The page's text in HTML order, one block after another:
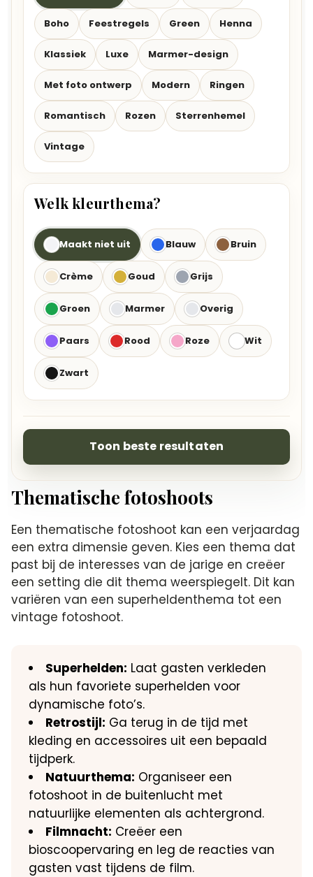
Boho Feestregels Green Henna
Klassiek Luxe Marmer-design
Met foto ontwerp Modern Ringen
Romantisch Rozen Sterrenhemel
Vintage
Welk kleurthema?
Maakt niet uit Blauw Bruin
Crème Goud Grijs
Groen Marmer Overig
Paars Rood Roze Wit
Zwart
Toon beste resultaten
Thematische fotoshoots
Een thematische fotoshoot kan een verjaardag
een extra dimensie geven.​ Kies een thema dat
past bij de interesses van de jarige en creëer
een setting die dit thema weerspiegelt.​ Dit kan
variëren van een superheldenthema tot een
vintage fotoshoot.​
Superhelden: Laat gasten verkleden
als hun favoriete superhelden voor
dynamische foto’s.​
Retrostijl: Ga terug in de tijd met
kleding en accessoires uit een bepaald
tijdperk.​
Natuurthema: Organiseer een
fotoshoot in de buitenlucht met
natuurlijke elementen als achtergrond.​
Filmnacht: Creëer een
bioscoopervaring en leg de reacties van
gasten vast tijdens de film.​